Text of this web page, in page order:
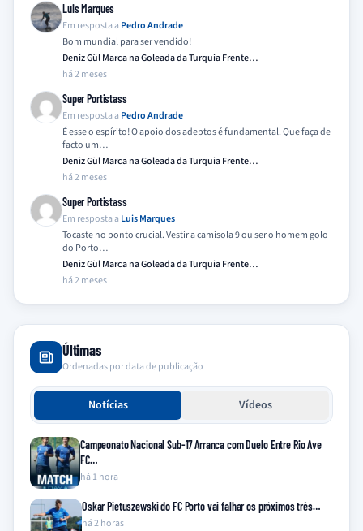
Luis Marques
Em resposta a Pedro Andrade
Bom mundial para ser vendido!
Deniz Gül Marca na Goleada da Turquia Frente…
há 2 meses
Super Portistass
Em resposta a Pedro Andrade
É esse o espírito! O apoio dos adeptos é fundamental. Que faça de
facto um…
Deniz Gül Marca na Goleada da Turquia Frente…
há 2 meses
Super Portistass
Em resposta a Luis Marques
Tocaste no ponto crucial. Vestir a camisola 9 ou ser o homem golo
do Porto…
Deniz Gül Marca na Goleada da Turquia Frente…
há 2 meses
Últimas
Ordenadas por data de publicação
Notícias Vídeos
Campeonato Nacional Sub-17 Arranca com Duelo Entre Rio Ave
FC…
há 1 hora
Oskar Pietuszewski do FC Porto vai falhar os próximos três…
há 2 horas